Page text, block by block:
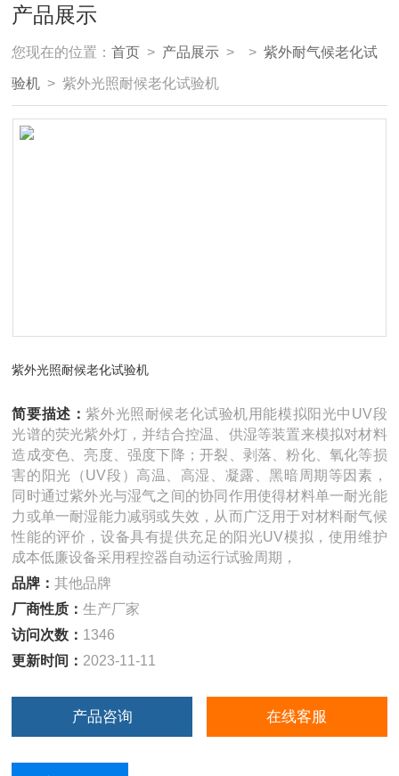
产品展示
您现在的位置：首页 > 产品展示 > >紫外耐气候老化试
验机 > 紫外光照耐候老化试验机
紫外光照耐候老化试验机
简要描述：紫外光照耐候老化试验机用能模拟阳光中UV段
光谱的荧光紫外灯，并结合控温、供湿等装置来模拟对材料
造成变色、亮度、强度下降；开裂、剥落、粉化、氧化等损
害的阳光（UV段）高温、高湿、凝露、黑暗周期等因素，
同时通过紫外光与湿气之间的协同作用使得材料单一耐光能
力或单一耐湿能力减弱或失效，从而广泛用于对材料耐气候
性能的评价，设备具有提供充足的阳光UV模拟，使用维护
成本低廉设备采用程控器自动运行试验周期，
品牌：其他品牌
厂商性质：生产厂家
访问次数： 1346
更新时间： 2023-11-11
产品咨询 在线客服